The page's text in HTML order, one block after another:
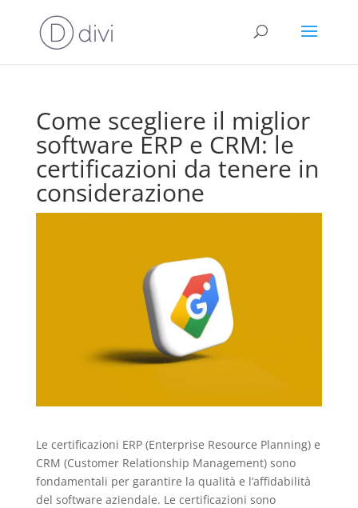
Come scegliere il miglior
software ERP e CRM: le
certificazioni da tenere in
considerazione
Le certificazioni ERP (Enterprise Resource Planning) e
CRM (Customer Relationship Management) sono
fondamentali per garantire la qualità e l’affidabilità
del software aziendale. Le certificazioni sono